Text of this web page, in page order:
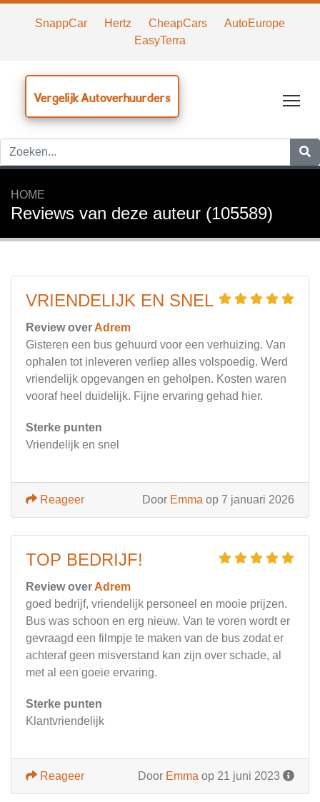
SnappCar Hertz CheapCars
AutoEurope
EasyTerra
Vergelijk Autoverhuurders
HOME
Reviews van deze auteur (105589)
VRIENDELIJK EN SNEL
Review over Adrem
Gisteren een bus gehuurd voor een verhuizing. Van
ophalen tot inleveren verliep alles volspoedig. Werd
vriendelijk opgevangen en geholpen. Kosten waren
vooraf heel duidelijk. Fijne ervaring gehad hier.
Sterke punten
Vriendelijk en snel
Door Emma op 7 januari 2026
Reageer
TOP BEDRIJF!
Review over Adrem
goed bedrijf, vriendelijk personeel en mooie prijzen.
Bus was schoon en erg nieuw. Van te voren wordt er
gevraagd een filmpje te maken van de bus zodat er
achteraf geen misverstand kan zijn over schade, al
met al een goeie ervaring.
Sterke punten
Klantvriendelijk
Door Emma op 21 juni 2023
Reageer